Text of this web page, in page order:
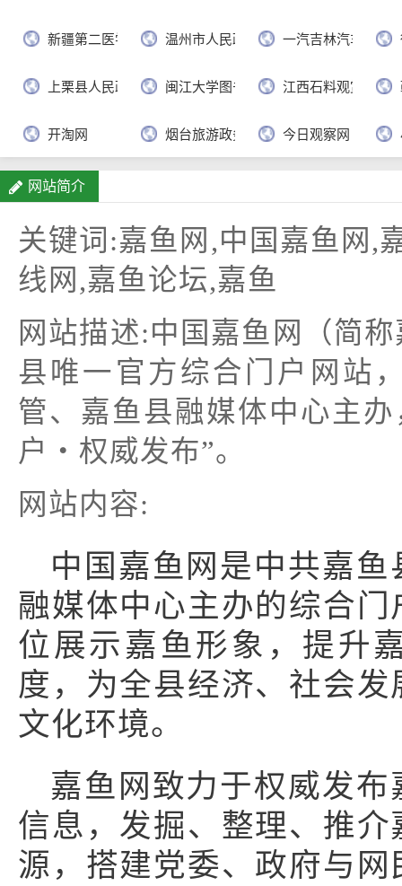
新疆第二医学院 温州市人民政府 一汽吉林汽车有限
上栗县人民政府 闽江大学图书馆 江西石料观赏网
开淘网 烟台旅游政务网 今日观察网
网站简介
关键词:嘉鱼网,中国嘉鱼网,
线网,嘉鱼论坛,嘉鱼
网站描述:中国嘉鱼网（简
县唯一官方综合门户网站
管、嘉鱼县融媒体中心主
户・权威发布”。
网站内容:
中国嘉鱼网是中共嘉
融媒体中心主办的综合
位展示嘉鱼形象，提升
度，为全县经济、社会
文化环境。
嘉鱼网致力于权威发
信息，发掘、整理、推
源，搭建党委、政府与